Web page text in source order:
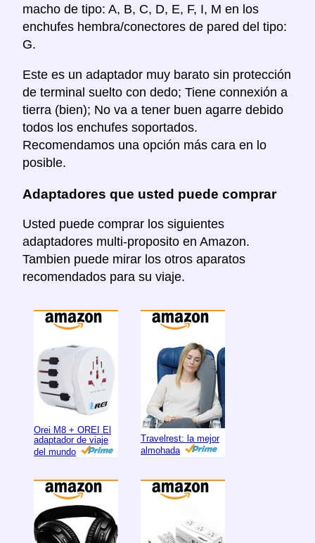
macho de tipo: A, B, C, D, E, F, I, M en los
enchufes hembra/conectores de pared del tipo:
G.
Este es un adaptador muy barato sin protección
de terminal suelto con dedo; Tiene connexión a
tierra (bien); No va a tener buen agarre debido
todos los enchufes soportados.
Recomendamos una opción más cara en lo
posible.
Adaptadores que usted puede comprar
Usted puede comprar los siguientes
adaptadores multi-proposito en Amazon.
Tambien puede mirar los otros aparatos
recomendados para su viaje.
Orei M8 + OREI El
adaptador de viaje
del mundo
Travelrest: la mejor
almohada